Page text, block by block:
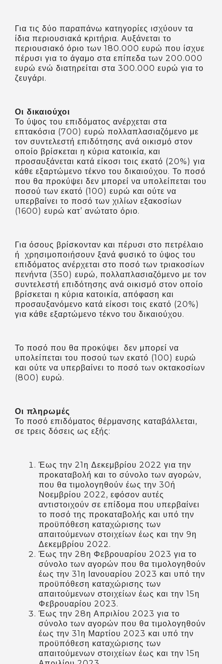
Για τις δύο παραπάνω κατηγορίες ισχύουν τα
ίδια περιουσιακά κριτήρια. Αυξάνεται το
περιουσιακό όριο των 180.000 ευρώ που ίσχυε
πέρυσι για το άγαμο στα επίπεδα των 200.000
ευρώ ενώ διατηρείται στα 300.000 ευρώ για το
ζευγάρι.
Οι δικαιούχοι
Το ύψος του επιδόματος ανέρχεται στα
επτακόσια (700) ευρώ πολλαπλασιαζόμενο με
τον συντελεστή επιδότησης ανά οικισμό στον
οποίο βρίσκεται η κύρια κατοικία, και
προσαυξάνεται κατά είκοσι τοις εκατό (20%) για
κάθε εξαρτώμενο τέκνο του δικαιούχου. Το ποσό
που θα προκύψει δεν μπορεί να υπολείπεται του
ποσού των εκατό (100) ευρώ και ούτε να
υπερβαίνει το ποσό των χιλίων εξακοσίων
(1600) ευρώ κατ’ ανώτατο όριο.
Για όσους βρίσκονταν και πέρυσι στο πετρέλαιο
ή χρησιμοποιήσουν ξανά φυσικό το ύψος του
επιδόματος ανέρχεται στο ποσό των τριακοσίων
πενήντα (350) ευρώ, πολλαπλασιαζόμενο με τον
συντελεστή επιδότησης ανά οικισμό στον οποίο
βρίσκεται η κύρια κατοικία, απόφαση και
προσαυξανόμενο κατά είκοσι τοις εκατό (20%)
για κάθε εξαρτώμενο τέκνο του δικαιούχου.
Το ποσό που θα προκύψει δεν μπορεί να
υπολείπεται του ποσού των εκατό (100) ευρώ
και ούτε να υπερβαίνει το ποσό των οκτακοσίων
(800) ευρώ.
Οι πληρωμές
Το ποσό επιδόματος θέρμανσης καταβάλλεται,
σε τρεις δόσεις ως εξής:
Έως την 21η Δεκεμβρίου 2022 για την
προκαταβολή και το σύνολο των αγορών,
που θα τιμολογηθούν έως την 30ή
Νοεμβρίου 2022, εφόσον αυτές
αντιστοιχούν σε επίδομα που υπερβαίνει
το ποσό της προκαταβολής και υπό την
προϋπόθεση καταχώρισης των
απαιτούμενων στοιχείων έως και την 9η
Δεκεμβρίου 2022.
Έως την 28η Φεβρουαρίου 2023 για το
σύνολο των αγορών που θα τιμολογηθούν
έως την 31η Ιανουαρίου 2023 και υπό την
προϋπόθεση καταχώρισης των
απαιτούμενων στοιχείων έως και την 15η
Φεβρουαρίου 2023.
Έως την 28η Απριλίου 2023 για το
σύνολο των αγορών που θα τιμολογηθούν
έως την 31η Μαρτίου 2023 και υπό την
προϋπόθεση καταχώρισης των
απαιτούμενων στοιχείων έως και την 15η